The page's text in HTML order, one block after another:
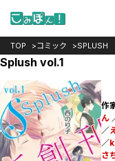
TOP コミック SPLUSH
Splush vol.1
作
ん
／
／
さ